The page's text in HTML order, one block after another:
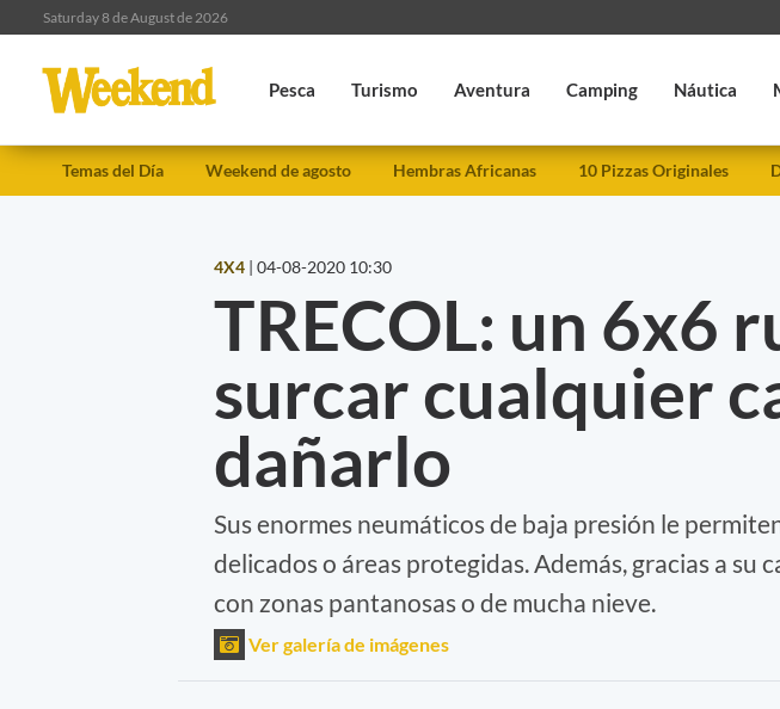
Saturday 8 de August de 2026
Pesca Turismo Aventura Camping Náutica
Temas del Día Weekend de agosto Hembras Africanas 10 Pizzas Originales
4X4 | 04-08-2020 10:30
TRECOL: un 6x6
surcar cualquier
dañarlo
Sus enormes neumáticos de baja presión le
delicados o áreas protegidas. Además, gracias a su
con zonas pantanosas o de mucha nieve.
Ver galería de imágenes